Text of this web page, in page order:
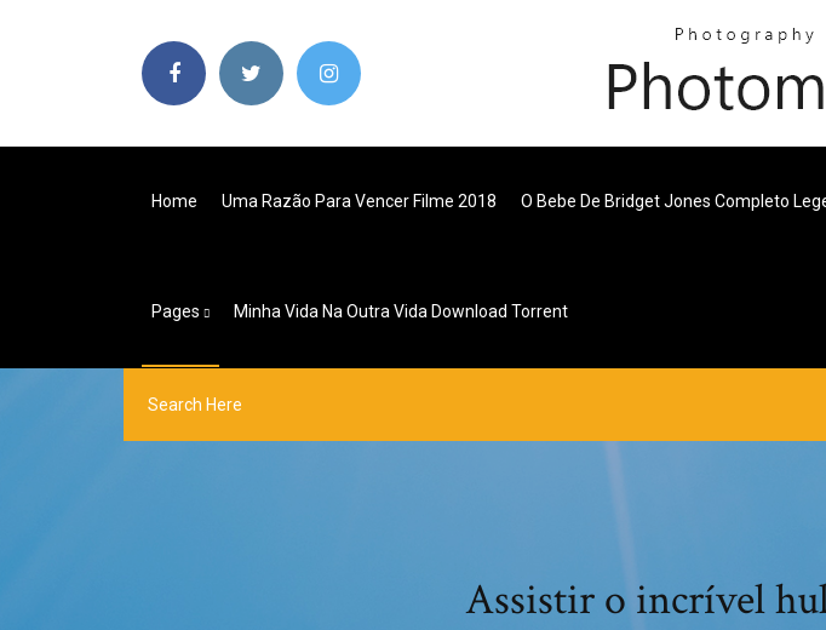
Home Uma Razão Para Vencer Filme 2018 O Bebe De Bridget Jones Completo
Pages Minha Vida Na Outra Vida Download Torrent
Assistir o incrível